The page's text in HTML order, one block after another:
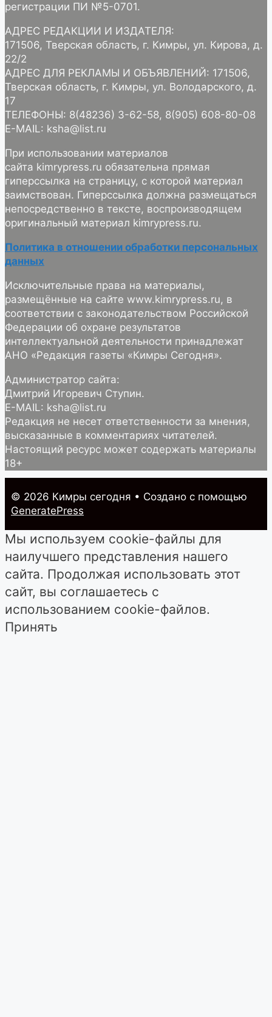
регистрации ПИ №5-0701.
АДРЕС РЕДАКЦИИ И ИЗДАТЕЛЯ:
171506, Тверская область, г. Кимры, ул. Кирова, д.
22/2
АДРЕС ДЛЯ РЕКЛАМЫ И ОБЪЯВЛЕНИЙ: 171506,
Тверская область, г. Кимры, ул. Володарского, д.
17
ТЕЛЕФОНЫ: 8(48236) 3-62-58, 8(905) 608-80-08
E-MAIL: ksha@list.ru
При использовании материалов
сайта kimrypress.ru обязательна прямая
гиперссылка на страницу, с которой материал
заимствован. Гиперссылка должна размещаться
непосредственно в тексте, воспроизводящем
оригинальный материал kimrypress.ru.
Политика в отношении обработки персональных
данных
Исключительные права на материалы,
размещённые на сайте www.kimrypress.ru, в
соответствии с законодательством Российской
Федерации об охране результатов
интеллектуальной деятельности принадлежат
АНО «Редакция газеты «Кимры Сегодня».
Администратор сайта:
Дмитрий Игоревич Ступин.
E-MAIL: ksha@list.ru
Редакция не несет ответственности за мнения,
высказанные в комментариях читателей.
Настоящий ресурс может содержать материалы
18+
© 2026 Кимры cегодня • Создано с помощью
GeneratePress
Мы используем cookie-файлы для
наилучшего представления нашего
сайта. Продолжая использовать этот
сайт, вы соглашаетесь с
использованием cookie-файлов.
Принять